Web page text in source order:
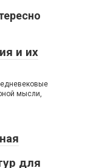
и их
мысли,
для